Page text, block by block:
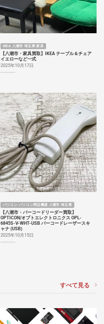
IKEA 八潮市 埼玉県 家具
【八潮市・家具買取】IKEA テーブル＆チェア
イエローなど一式
2025年10月17日
パソコン パソコン周辺機器 八潮市 埼玉県
【八潮市・バーコードリーダー買取】
OPTICON/オプトエレクトロニクス OPL-
6845S-V-WHT-USB バーコードレーザースキ
ャナ (USB)
2025年10月15日
すべて見る